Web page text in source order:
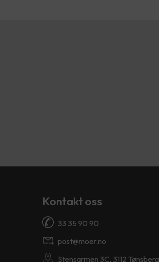
Kontakt oss
33 35 90 90
post@moer.no
Stensarmen 3C, 3112 Tønsberg